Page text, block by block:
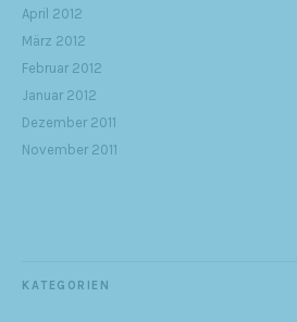
April 2012
März 2012
Februar 2012
Januar 2012
Dezember 2011
November 2011
KATEGORIEN